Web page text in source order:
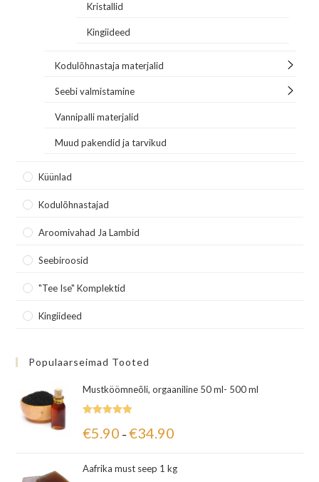
Kristallid
Kingiideed
Kodulõhnastaja materjalid
Seebi valmistamine
Vannipalli materjalid
Muud pakendid ja tarvikud
Küünlad
Kodulõhnastajad
Aroomivahad Ja Lambid
Seebiroosid
"Tee Ise" Komplektid
Kingiideed
Populaarseimad Tooted
Mustköömneõli, orgaaniline 50 ml- 500 ml
5.00 / 5
€5.90 – €34.90
Aafrika must seep 1 kg